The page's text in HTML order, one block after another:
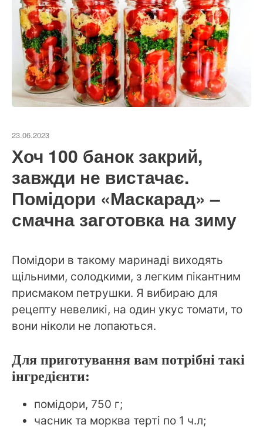
23.06.2023
Хоч 100 банок закрий,
завжди не вистачає.
Помідори «Маскарад» –
смачна заготовка на зиму
Помідори в такому маринаді виходять
щільними, солодкими, з легким пікантним
присмаком петрушки. Я вибираю для
рецепту невеликі, на один укус томати, то
вони ніколи не лопаються.
Для приготування вам потрібні такі
інгредієнти:
помідори, 750 г;
часник та морква терті по 1 ч.л;